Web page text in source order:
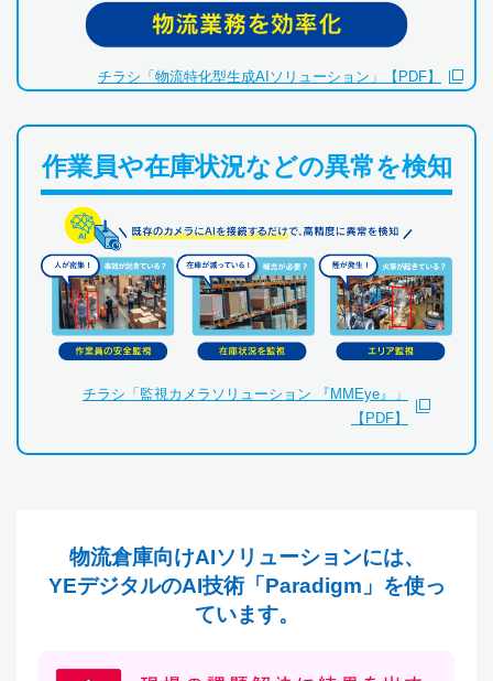
チラシ「物流特化型生成AIソリューション」【PDF】
作業員や在庫状況などの異常を検知
チラシ「監視カメラソリューション 『MMEye』」
【PDF】
物流倉庫向けAIソリューションには、
YEデジタルのAI技術「Paradigm」を使っ
ています。